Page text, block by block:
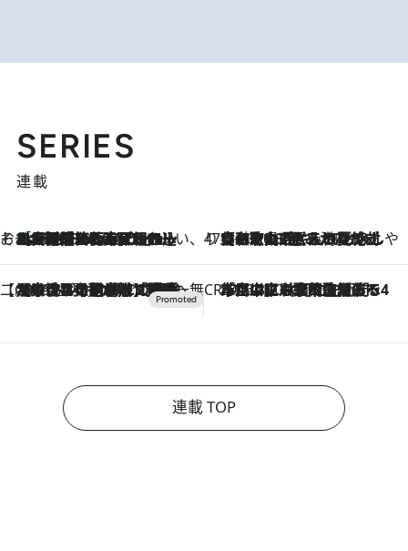
SERIES
連載
そおだよおこの関西おいしい、おやつ紀行
2026.8.9
［大阪府箕面市］一皿一皿目の前で仕上げられる、料理を巧みに組み込んだアシェットデセールコース「ミチル アシェット デセール（Michiru assiette dessert）」 47都道府県の手みやげ ひんやりスイーツで夏を満喫
2026.8.9
【和歌山県】この夏絶対食べたい 冷やしておいしいおやつ3選 みかんがごろっと丸ごと入ったジュレ
【CREA×星野リゾート】唯一無二。癒しと発見が待つ場所へ
2026.8.7
【トンボの足水浴】ヒノキの香りに包まれて涼感マックス！約13℃の湧水かけ流しを避暑地「星野温泉 トンボの湯」で体験 CREA'S CHOICE
2026.8.7
「立川にも歌舞伎があるんだよ」 片岡仁左衛門・市川中車ら豪華座組みで4年目の立川立飛歌舞伎へ
連載 TOP